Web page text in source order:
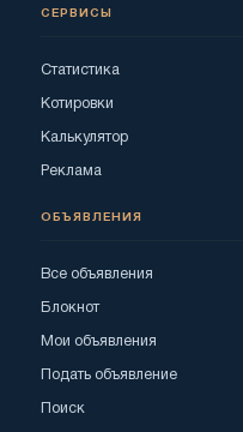
СЕРВИСЫ
Статистика
Котировки
Калькулятор
Реклама
ОБЪЯВЛЕНИЯ
Все объявления
Блокнот
Мои объявления
Подать объявление
Поиск